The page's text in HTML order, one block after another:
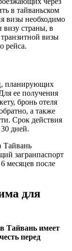
в тайваньском
визы необходимо
визу страны, в
визы
рейса.
планирующих
ее получения
бронь отеля
а также
Срок действия
дней.
Тайвань
загранпаспорт
месяцев после
для
Тайвань имеет
перед